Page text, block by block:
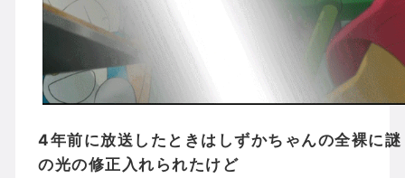
4年前に放送したときはしずかちゃんの全裸に謎
の光の修正入れられたけど